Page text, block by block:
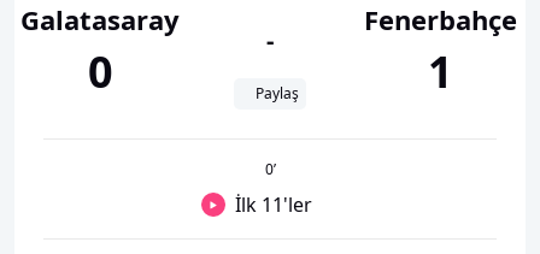
Galatasaray
0
-
Paylaş
Fenerbahçe
1
0’
İlk 11'ler